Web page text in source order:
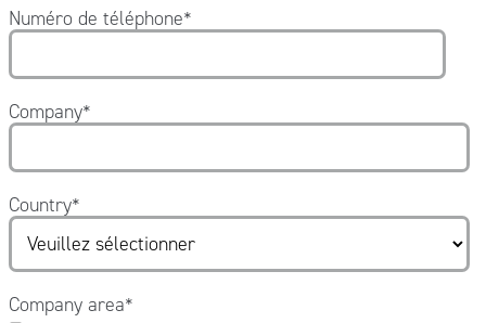
Numéro de téléphone*
Company*
Country*
Company area*